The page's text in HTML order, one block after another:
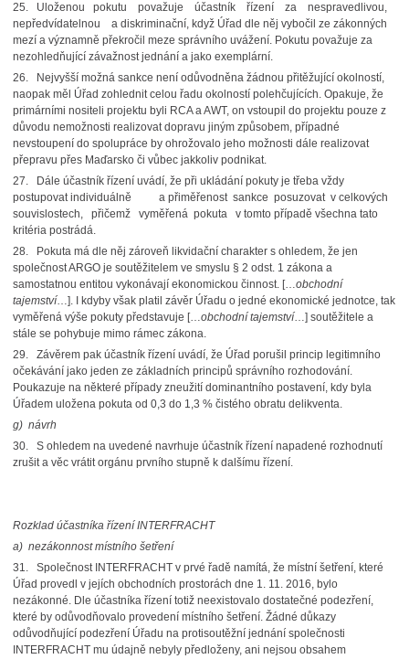
25. Uloženou pokutu považuje účastník řízení za nespravedlivou,
nepředvídatelnou a diskriminační, když Úřad dle něj vybočil ze zákonných
mezí a významně překročil meze správního uvážení. Pokutu považuje za
nezohledňující závažnost jednání a jako exemplární.
26. Nejvyšší možná sankce není odůvodněna žádnou přitěžující okolností,
naopak měl Úřad zohlednit celou řadu okolností polehčujících. Opakuje, že
primárními nositeli projektu byli RCA a AWT, on vstoupil do projektu pouze z
důvodu nemožnosti realizovat dopravu jiným způsobem, případné
nevstoupení do spolupráce by ohrožovalo jeho možnosti dále realizovat
přepravu přes Maďarsko či vůbec jakkoliv podnikat.
27. Dále účastník řízení uvádí, že při ukládání pokuty je třeba vždy
postupovat individuálně a přiměřenost sankce posuzovat v celkových
souvislostech, přičemž vyměřená pokuta v tomto případě všechna tato
kritéria postrádá.
28. Pokuta má dle něj zároveň likvidační charakter s ohledem, že jen
společnost ARGO je soutěžitelem ve smyslu § 2 odst. 1 zákona a
samostatnou entitou vykonávají ekonomickou činnost. […obchodní
tajemství…]. I kdyby však platil závěr Úřadu o jedné ekonomické jednotce, tak
vyměřená výše pokuty představuje […obchodní tajemství…] soutěžitele a
stále se pohybuje mimo rámec zákona.
29. Závěrem pak účastník řízení uvádí, že Úřad porušil princip legitimního
očekávání jako jeden ze základních principů správního rozhodování.
Poukazuje na některé případy zneužití dominantního postavení, kdy byla
Úřadem uložena pokuta od 0,3 do 1,3 % čistého obratu delikventa.
g) návrh
30. S ohledem na uvedené navrhuje účastník řízení napadené rozhodnutí
zrušit a věc vrátit orgánu prvního stupně k dalšímu řízení.
Rozklad účastníka řízení INTERFRACHT
a) nezákonnost místního šetření
31. Společnost INTERFRACHT v prvé řadě namítá, že místní šetření, které
Úřad provedl v jejích obchodních prostorách dne 1. 11. 2016, bylo
nezákonné. Dle účastníka řízení totiž neexistovalo dostatečné podezření,
které by odůvodňovalo provedení místního šetření. Žádné důkazy
odůvodňující podezření Úřadu na protisoutěžní jednání společnosti
INTERFRACHT mu údajně nebyly předloženy, ani nejsou obsahem